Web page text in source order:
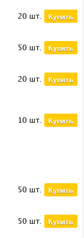
20 шт. Купить
50 шт. Купить
20 шт. Купить
10 шт. Купить
50 шт. Купить
50 шт. Купить